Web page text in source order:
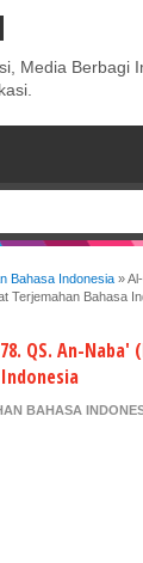
Media Berbagi
Bahasa Indonesia »
Terjemahan Bahasa
QS. An-Naba'
BAHASA